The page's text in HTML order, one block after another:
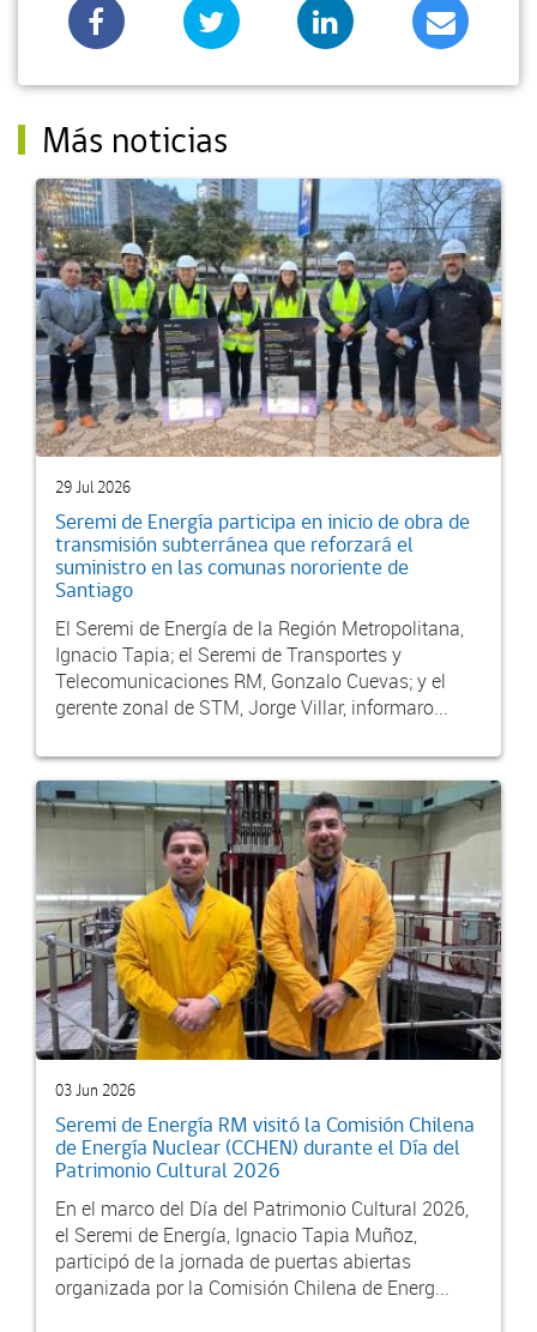
Más noticias
29 Jul 2026
Seremi de Energía participa en inicio de obra de
transmisión subterránea que reforzará el
suministro en las comunas nororiente de
Santiago
El Seremi de Energía de la Región Metropolitana,
Ignacio Tapia; el Seremi de Transportes y
Telecomunicaciones RM, Gonzalo Cuevas; y el
gerente zonal de STM, Jorge Villar, informaro...
03 Jun 2026
Seremi de Energía RM visitó la Comisión Chilena
de Energía Nuclear (CCHEN) durante el Día del
Patrimonio Cultural 2026
En el marco del Día del Patrimonio Cultural 2026,
el Seremi de Energía, Ignacio Tapia Muñoz,
participó de la jornada de puertas abiertas
organizada por la Comisión Chilena de Energ...